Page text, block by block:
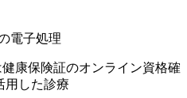
電子処理
康保険証のオンライン資格確
用した診療